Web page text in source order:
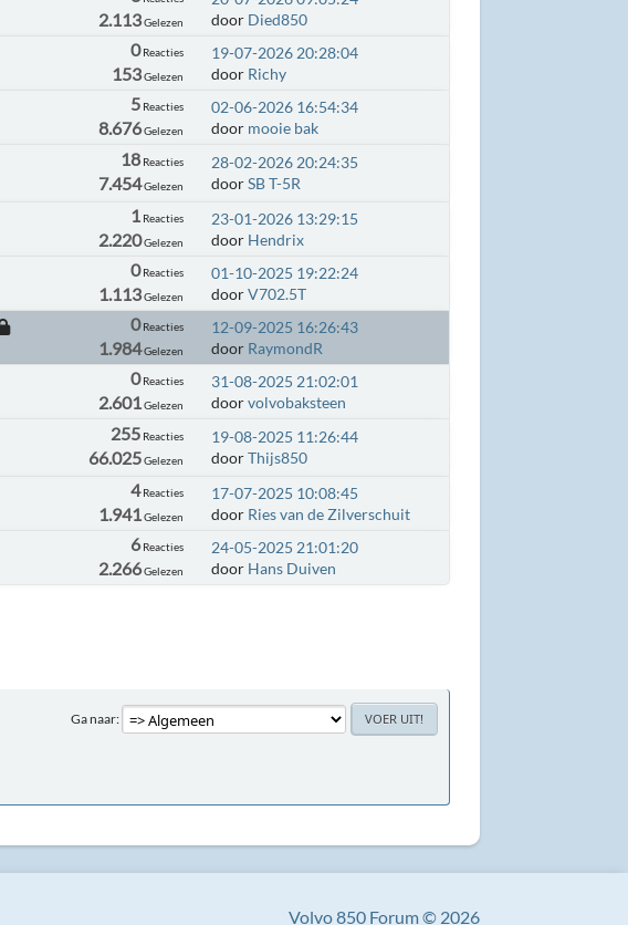
2.113Gelezen
door Died850
0Reacties
153Gelezen
19-07-2026 20:28:04
door Richy
5 Reacties
8.676Gelezen
02-06-2026 16:54:34
door mooie bak
18 Reacties
7.454Gelezen
28-02-2026 20:24:35
doorSB T-5R
1 Reacties
2.220Gelezen
23-01-2026 13:29:15
door Hendrix
0Reacties
1.113Gelezen
01-10-2025 19:22:24
doorV702.5T
0Reacties
1.984Gelezen
12-09-2025 16:26:43
door RaymondR
0Reacties
2.601 Gelezen
31-08-2025 21:02:01
doorvolvobaksteen
255 Reacties
66.025Gelezen
19-08-2025 11:26:44
doorThijs850
4Reacties
1.941 Gelezen
17-07-2025 10:08:45
door Ries van de Zilverschuit
6Reacties
2.266Gelezen
24-05-2025 21:01:20
door Hans Duiven
Ga naar
Volvo 850 Forum © 2026